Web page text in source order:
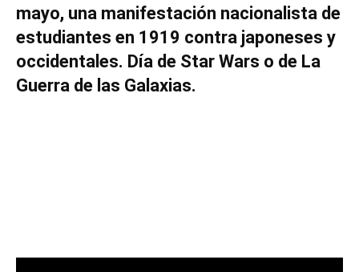
mayo, una manifestación nacionalista de
estudiantes en 1919 contra japoneses y
occidentales. Día de Star Wars o de La
Guerra de las Galaxias.